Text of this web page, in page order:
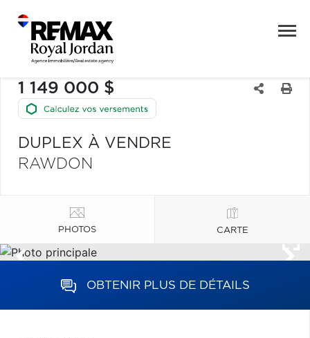
1 149 000 $
DUPLEX À VENDRE
RAWDON
PHOTOS CARTE
OBTENIR PLUS DE DÉTAILS